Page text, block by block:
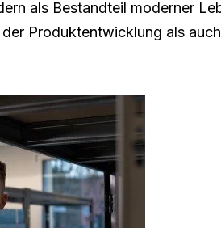
als Bestandteil moderner
Produktentwicklung als